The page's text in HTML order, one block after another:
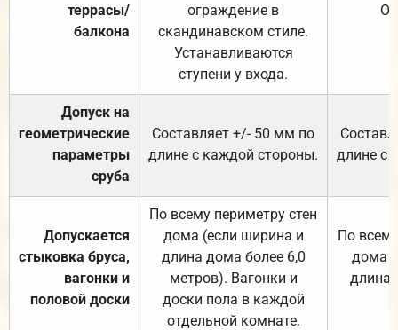
террасы/
балкона
ограждение в
скандинавском стиле.
Устанавливаются
ступени у входа.
Допуск на
геометрические
параметры
сруба
Составляет +/- 50 мм по
длине с каждой стороны.
длине с
Допускается
стыковка бруса,
вагонки и
половой доски
По всему периметру стен
дома (если ширина и
длина дома более 6,0
метров). Вагонки и
доски пола в каждой
отдельной комнате.
По
дома
длина